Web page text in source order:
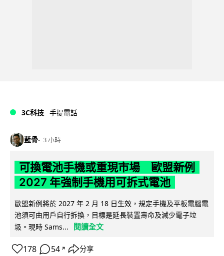
3C科技 手提電話
藍骨 3 小時
可換電池手機或重現市場 歐盟新例
2027 年強制手機用可拆式電池
歐盟新例將於 2027 年 2 月 18 日生效，規定手機及平板電腦電
池須可由用戶自行拆換，目標是延長裝置壽命及減少電子垃
圾。現時 Sams...
閱讀全文
178 54 ↗ 分享